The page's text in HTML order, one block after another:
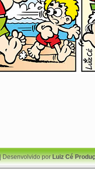
Desenvolvido porLuiz Cé